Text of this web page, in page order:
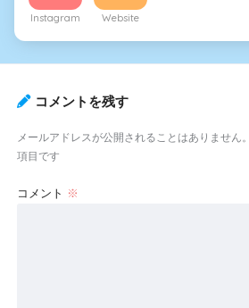
Instagram Website
コメントを残す
メールアドレスが公開されることはありません。
項目です
コメント ※